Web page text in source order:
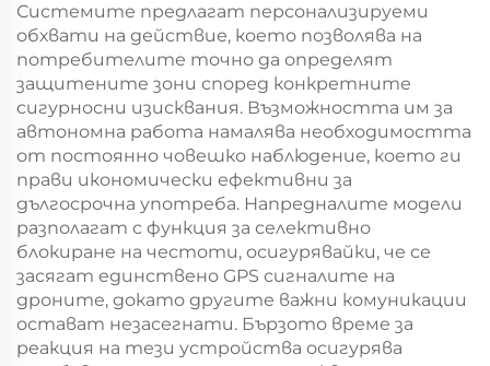
Системите предлагат персонализируеми
обхвати на действие, което позволява на
потребителите точно да определят
защитените зони според конкретните
сигурносни изисквания. Възможността им за
автономна работа намалява необходимостта
от постоянно човешко наблюдение, което ги
прави икономически ефективни за
дългосрочна употреба. Напредналите модели
разполагат с функция за селективно
блокиране на честоти, осигурявайки, че се
засягат единствено GPS сигналите на
дроните, докато другите важни комуникации
остават незасегнати. Бързото време за
реакция на тези устройства осигурява